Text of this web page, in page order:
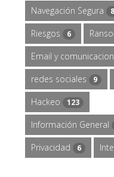
Navegación Segura 8
Riesgos 6
Email y
redes sociales 9
Hackeo 123
Información General
Privacidad 6